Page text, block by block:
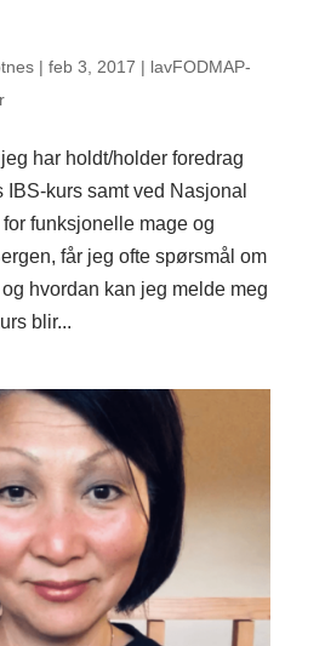
| feb 3, 2017 | lavFODMAP-
har holdt/holder foredrag
kurs samt ved Nasjonal
funksjonelle mage og
får jeg ofte spørsmål om
hvordan kan jeg melde meg
blir...